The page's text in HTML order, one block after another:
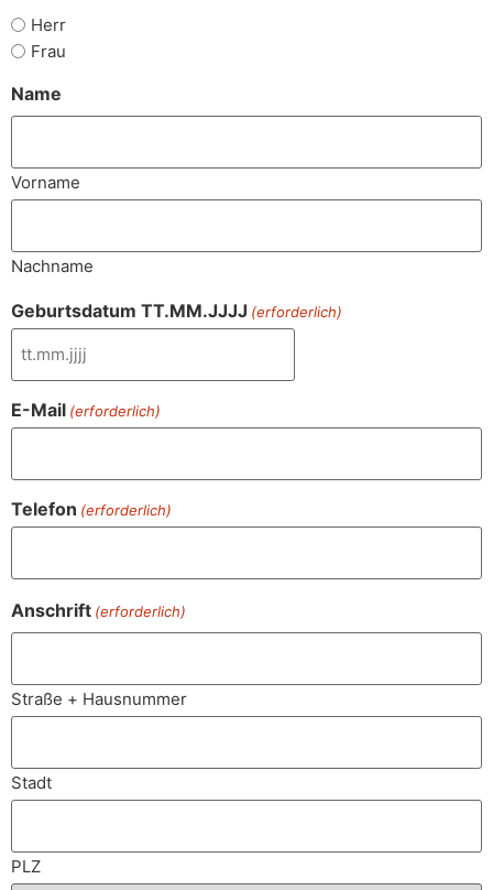
Herr
Frau
Name
Vorname
Nachname
Geburtsdatum TT.MM.JJJJ (erforderlich)
E-Mail (erforderlich)
Telefon (erforderlich)
Anschrift (erforderlich)
Straße + Hausnummer
Stadt
PLZ